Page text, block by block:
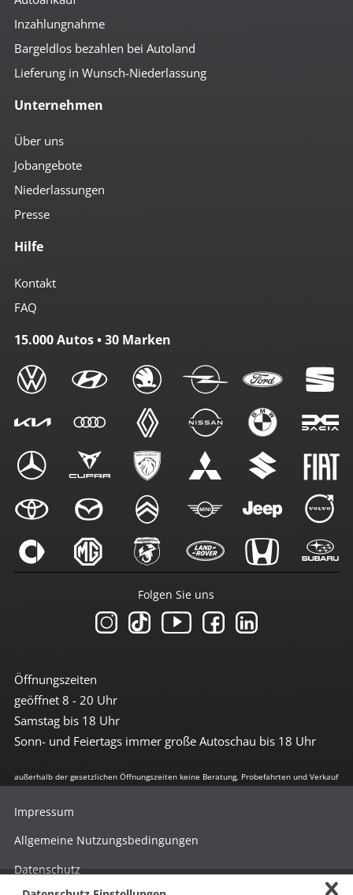
Inzahlungnahme
Bargeldlos bezahlen bei Autoland
Lieferung in Wunsch-Niederlassung
Unternehmen
Über uns
Jobangebote
Niederlassungen
Presse
Hilfe
Kontakt
FAQ
15.000 Autos • 30 Marken
Öffnungszeiten
geöffnet 8 - 20 Uhr
Samstag bis 18 Uhr
Sonn- und Feiertags immer große Autoschau bis 18 Uhr
Folgen Sie uns
außerhalb der gesetzlichen Öffnungszeiten keine Beratung, Probefahrten und Verkauf
Impressum
Allgemeine Nutzungsbedingungen
Datenschutz